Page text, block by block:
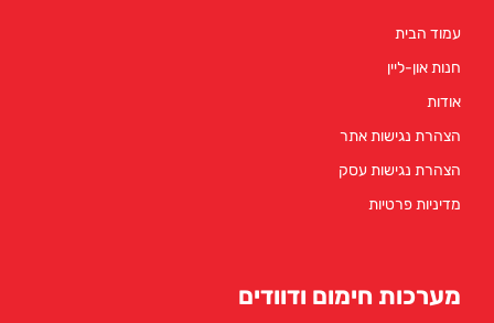
עמוד הבית
חנות און-ליין
אודות
הצהרת נגישות אתר
הצהרת נגישות עסק
מדיניות פרטיות
מערכות חימום ודוודים